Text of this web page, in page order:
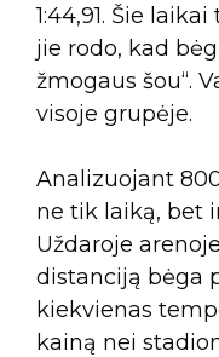
1:44,91. Šie
jie rodo, kad
žmogaus šou“.
visoje grupėje.
Analizuojant
ne tik laiką, bet
Uždaroje
distanciją bėga
kiekvienas
kainą nei